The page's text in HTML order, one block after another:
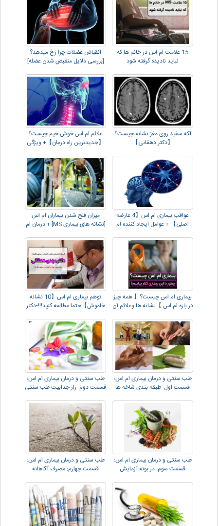
15 علامت ام اس در خانم ها که
نباید نادیده گرفته شود
انقباض عضلات چرا رخ میدهد؟
[بررسی دلایل منقبض شدن عضله]
لکه سفید روی مغز نشانه چیست؟
【دکتر دهقانی】
علائم ام اس خوش خیم چیست؟
【جدیدترین راه درمان】+ ویژگی
عواقب بیماری ام اس【4 عارضه
اصلی】 + عوامل ایجاد کننده ام
میزان فلج شدن بیماران ام اس
[نشانه های بیماری MS] + درمان ام
بیماری ام اس چیست؟【 همه چیز
در باره ام اس 】نشانه ها وعلائم آن
توهم بیماری ام اس【10 نشانه
خاموش】حتما مطالعه کنید!!!-دکتر
طب سنتی و درمان بیماری ام اس؛
قسمت اول: طبقه بندی شاخه ها
طب سنتی و درمان بیماری ام اس؛
قسمت دوم: راز جذابیت طب سنتی
طب سنتی و درمان بیماری ام اس؛
قسمت سوم: در بوته آزمایش
طب سنتی و درمان بیماری ام اس؛
قسمت چهارم: مصرف آگاهانه